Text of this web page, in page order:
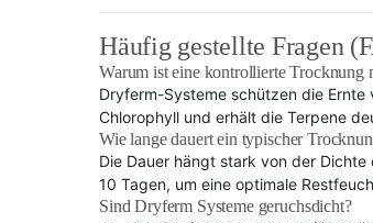
Häufig gestellte Fragen
Warum ist eine kontrollierte
Dryferm-Systeme schützen die
Chlorophyll und erhält die Terpene
Wie lange dauert ein typischer
Die Dauer hängt stark von der
10 Tagen, um eine optimale
Sind Dryferm Systeme geruchsdicht?